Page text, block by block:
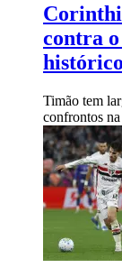
contra o
histórico
Timão tem
confrontos